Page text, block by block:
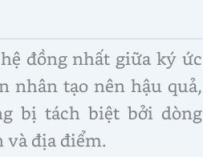
đồng nhất giữa ký ức
nhân tạo nên hậu quả,
bị tách biệt bởi dòng
và địa điểm.